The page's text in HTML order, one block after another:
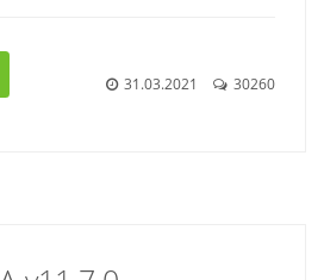
31.03.2021 30260